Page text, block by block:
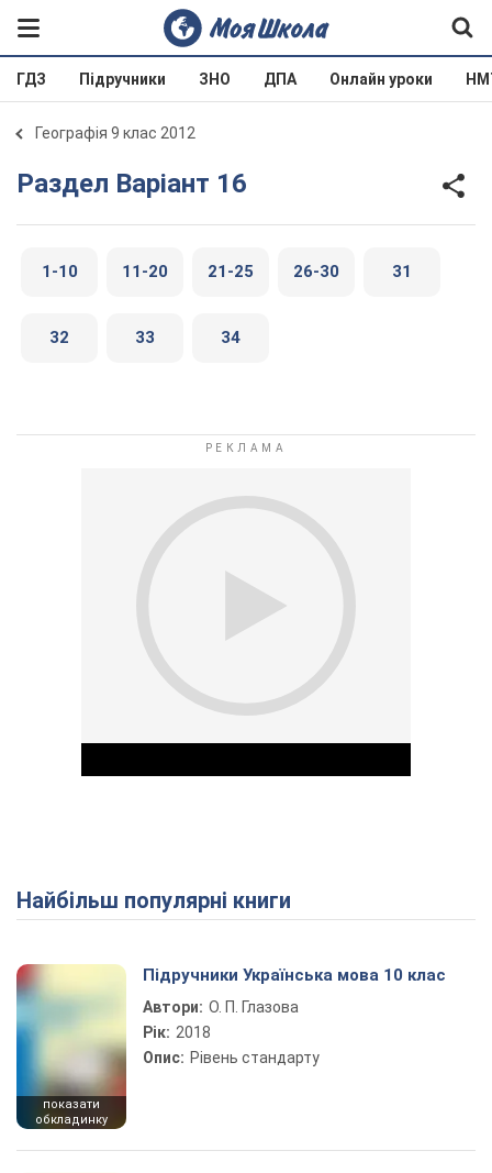
ГДЗ Підручники ЗНО ДПА Онлайн уроки
Географія 9 клас 2012
Раздел Варіант 16
1-10 11-20 21-25 26-30 31
32 33 34
Play Video
Найбільш популярні книги
показати
обкладинку
Підручники Українська мова 10 клас
Автори: О. П. Глазова
Рік: 2018
Опис: Рівень стандарту